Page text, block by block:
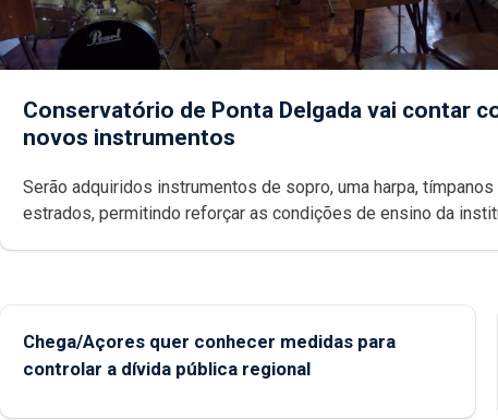
Conservatório de Ponta Delgada vai contar
novos instrumentos
Serão adquiridos instrumentos de sopro, uma harpa, tímpanos e
estrados, permitindo reforçar as
Chega/Açores quer conhecer medidas para
controlar a dívida pública regional